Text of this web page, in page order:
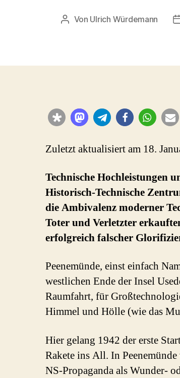
Beitragsautor
Von Ulrich Würdemann
Zuletzt aktualisiert am 18.
Technische Hochleistungen
Historisch-Technische
die Ambivalenz moderner
Toter und Verletzter
erfolgreich falscher
Peenemünde, einst einfach
westlichen Ende der Insel
Raumfahrt, für
Himmel und Hölle (wie das
Hier gelang 1942 der erste
Rakete ins All. In
NS-Propaganda als Wunder-